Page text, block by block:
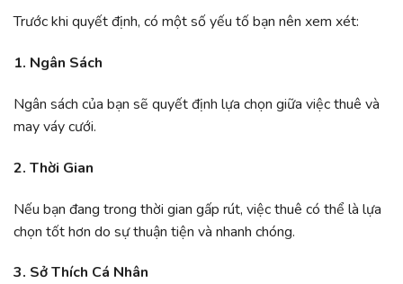
Trước khi quyết định, có một số yếu tố bạn nên xem xét:
1. Ngân Sách
Ngân sách của bạn sẽ quyết định lựa chọn giữa việc thuê và
may váy cưới.
2. Thời Gian
Nếu bạn đang trong thời gian gấp rút, việc thuê có thể là lựa
chọn tốt hơn do sự thuận tiện và nhanh chóng.
3. Sở Thích Cá Nhân